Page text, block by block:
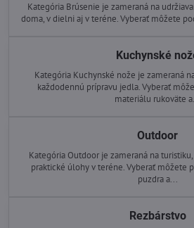
Kategória Brúsenie je zameraná na
doma, v dielni aj v teréne. Vyberať môžete
Kuchynské
Kategória Kuchynské nože je zameraná
každodennú prípravu jedla. Vyberať
materiálu rukoväte
Outdoor
Kategória Outdoor je zameraná na
praktické úlohy v teréne. Vyberať môžete
puzdra a...
Rezbárstvo